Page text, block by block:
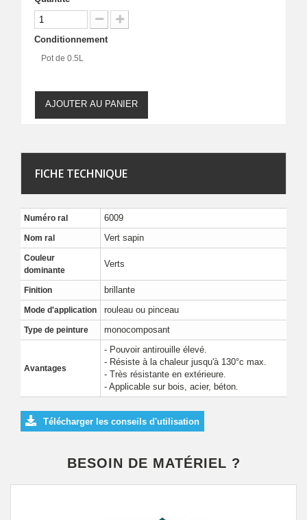
Conditionnement
Pot de 0.5L
AJOUTER AU PANIER
FICHE TECHNIQUE
Numéro ral 6009
Nom ral Vert sapin
Couleur
dominante
Verts
Finition brillante
Mode d'application rouleau ou pinceau
Type de peinture monocomposant
Avantages
- Pouvoir antirouille élevé.
- Résiste à la chaleur jusqu'à 130°c max.
- Très résistante en extérieure.
- Applicable sur bois, acier, béton.
Télécharger les conseils d'utilisation
BESOIN DE MATÉRIEL ?